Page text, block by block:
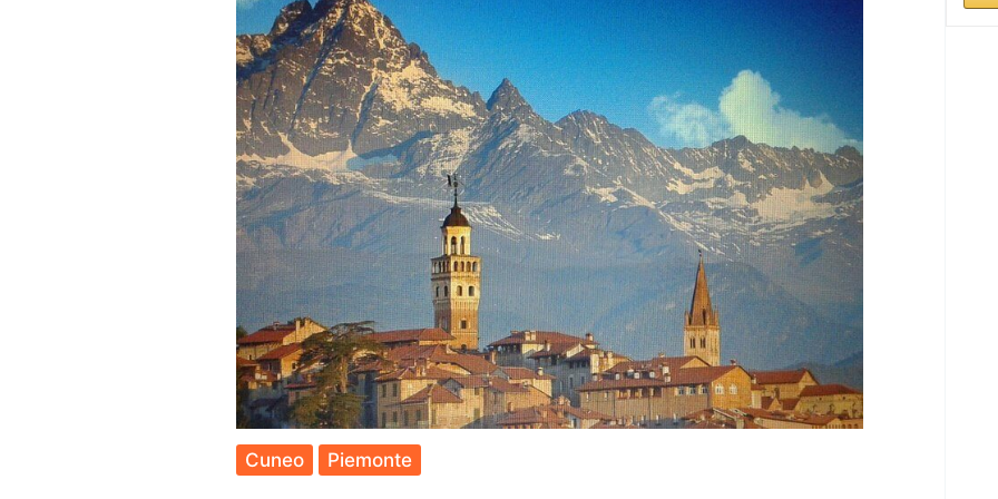
Fare
e
Come
arrivare
Cuneo Piemonte